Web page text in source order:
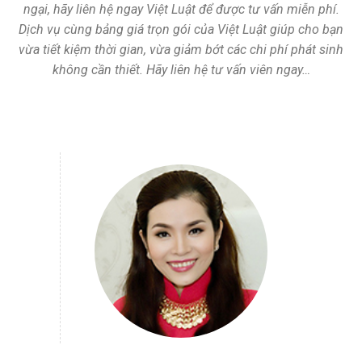
ngại, hãy liên hệ ngay Việt Luật để được tư vấn miễn phí.
Dịch vụ cùng bảng giá trọn gói của Việt Luật giúp cho bạn
vừa tiết kiệm thời gian, vừa giảm bớt các chi phí phát sinh
không cần thiết. Hãy liên hệ tư vấn viên ngay…